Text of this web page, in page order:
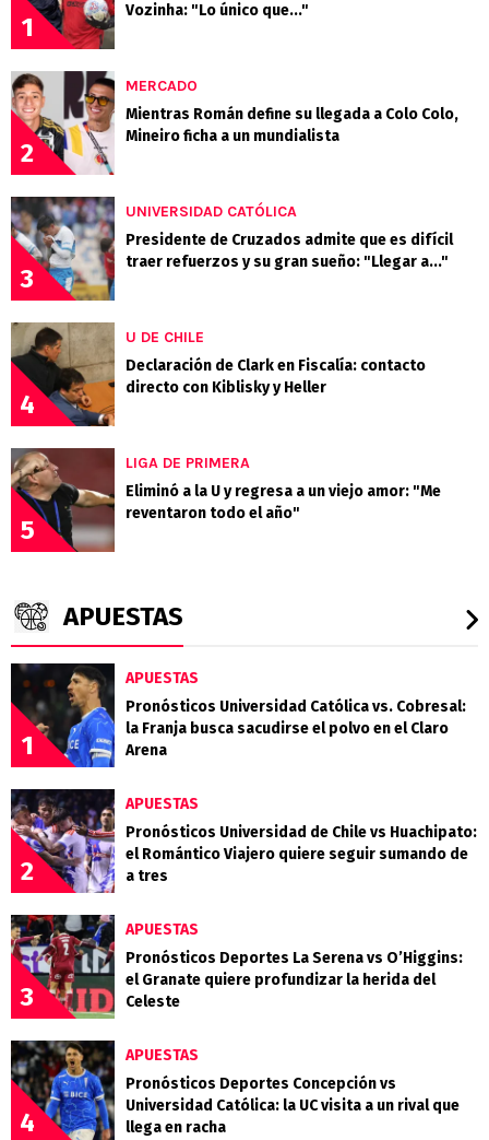
1
Vozinha: "Lo único que..."
2
MERCADO
Mientras Román define su llegada a Colo Colo,
Mineiro ficha a un mundialista
3
UNIVERSIDAD CATÓLICA
Presidente de Cruzados admite que es difícil
traer refuerzos y su gran sueño: "Llegar a..."
4
U DE CHILE
Declaración de Clark en Fiscalía: contacto
directo con Kiblisky y Heller
5
LIGA DE PRIMERA
Eliminó a la U y regresa a un viejo amor: "Me
reventaron todo el año"
APUESTAS
1
APUESTAS
Pronósticos Universidad Católica vs. Cobresal:
la Franja busca sacudirse el polvo en el Claro
Arena
2
APUESTAS
Pronósticos Universidad de Chile vs Huachipato:
el Romántico Viajero quiere seguir sumando de
a tres
3
APUESTAS
Pronósticos Deportes La Serena vs O’Higgins:
el Granate quiere profundizar la herida del
Celeste
4
APUESTAS
Pronósticos Deportes Concepción vs
Universidad Católica: la UC visita a un rival que
llega en racha